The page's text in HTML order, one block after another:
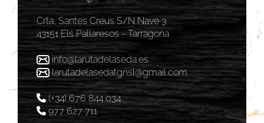
Crta, Santes Creus S/N Nave 3
43151 Els Pallaresos - Tarragona
info@larutadelaseda.es
larutadelasedatgnsl@gmail.com
(+34) 676 844 034
977 627 711